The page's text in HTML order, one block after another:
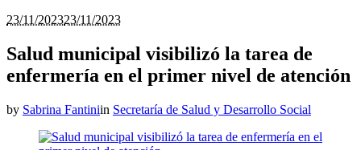
23/11/202323/11/2023
Salud municipal visibilizó la tarea de
enfermería en el primer nivel de atención
by Sabrina Fantiniin Secretaría de Salud y Desarrollo Social